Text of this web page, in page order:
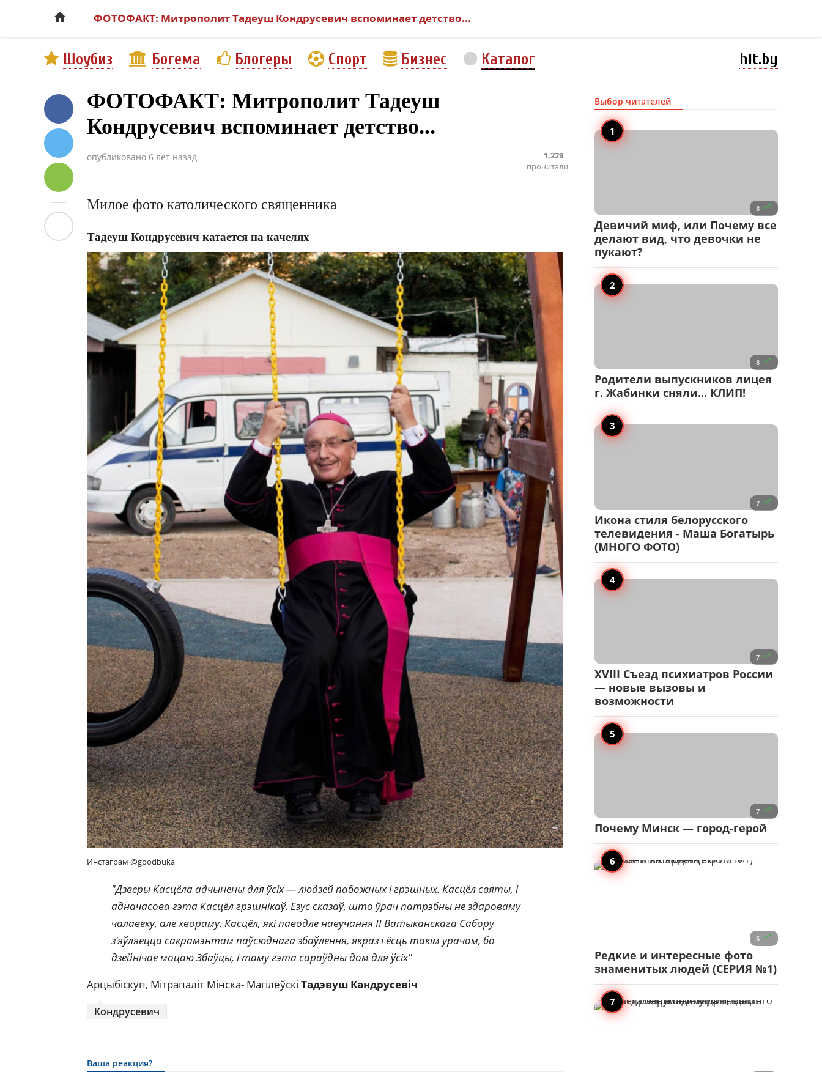
 ФОТОФАКТ: Митрополит Тадеуш Кондрусевич вспоминает детство...
Шоубиз Богема Блогеры Спорт Бизнес Каталог hit.by
ФОТОФАКТ: Митрополит Тадеуш
Кондрусевич вспоминает детство...
опубликовано 6 лет назад
1,229
прочитали
Милое фото католического священника
Тадеуш Кондрусевич катается на качелях
Инстаграм @goodbuka
"Дзверы Касцёла адчынены для ўсіх — людзей пабожных і грэшных. Касцёл святы, і
адначасова гэта Касцёл грэшнікаў. Езус сказаў, што ўрач патрэбны не здароваму
чалавеку, але хвораму. Касцёл, які паводле навучання II Ватыканскага Сабору
з’яўляецца сакрамэнтам паўсюднага збаўлення, якраз і ёсць такім урачом, бо
дзейнічае моцаю Збаўцы, і таму гэта сараўдны дом для ўсіх"
Арцыбіскуп, Мітрапаліт Мінска- Магілёўскі Тадэвуш Кандрусевіч
Кондрусевич
Ваша реакция?
Выбор читателей
8 
Девичий миф, или Почему все
делают вид, что девочки не
пукают?
8 
Родители выпускников лицея
г. Жабинки сняли... КЛИП!
7 
Икона стиля белорусского
телевидения - Маша Богатырь
(МНОГО ФОТО)
7 
XVIII Съезд психиатров России
— новые вызовы и
возможности
7 
Почему Минск — город-герой
5 
Редкие и интересные фото
знаменитых людей (СЕРИЯ №1)